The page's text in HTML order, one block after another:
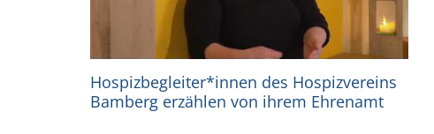
Hospizbegleiter*innen des Hospizvereins
Bamberg erzählen von ihrem Ehrenamt